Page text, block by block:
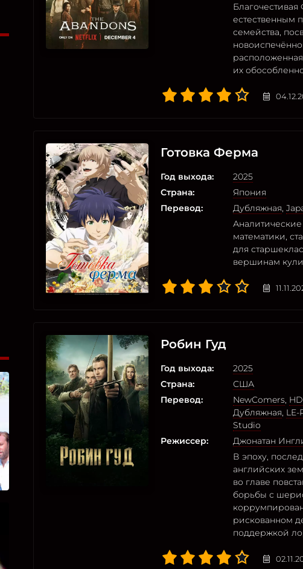
естественным
семейства,
их
Готовка Ферма
Год выхода:
2025
Страна:
Япония
Перевод:
Дубляжная,
математики,
для
вершинам
Робин Гуд
Год выхода:
2025
Страна:
США
Перевод:
NewComers,
Дубляжная,
Studio
Режиссер:
Джонатан
В эпоху,
английских
во главе
борьбы с
рискованном
поддержкой